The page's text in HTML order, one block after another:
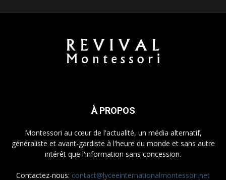
À PROPOS
Montessori au cœur de l'actualité, un média alternatif,
généraliste et avant-gardiste à l'heure du monde et sans autre
intérêt que l'information sans concession.
Contactez-nous: contact@lyceeinternationalmontessori.net